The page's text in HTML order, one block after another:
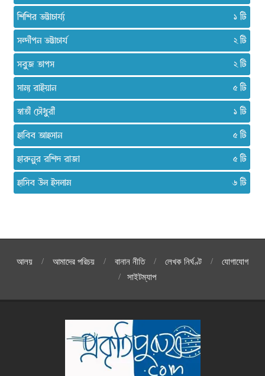
শিশির ভট্টাচার্য্য
১
সন্দীপন ভট্টাচার্য
২
সবুজ তাপস
২
সাম্য রাইয়ান
৫
স্বাতী চৌধুরী
১
হাবিব আহসান
৫
হারুনুর রশিদ রাজা
৫
হাসিব উল ইসলাম
৬
আলয় আমাদের পরিচয় বানান নীতি লেখক নির্ঘণ্ট
যোগাযোগ
সাইটম্যাপ